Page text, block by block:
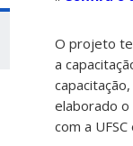
O projeto
a
elaborado o
com a